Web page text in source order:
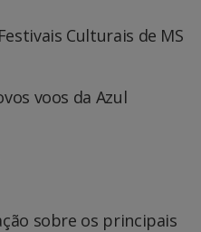
Culturais de MS
voos da Azul
sobre os principais